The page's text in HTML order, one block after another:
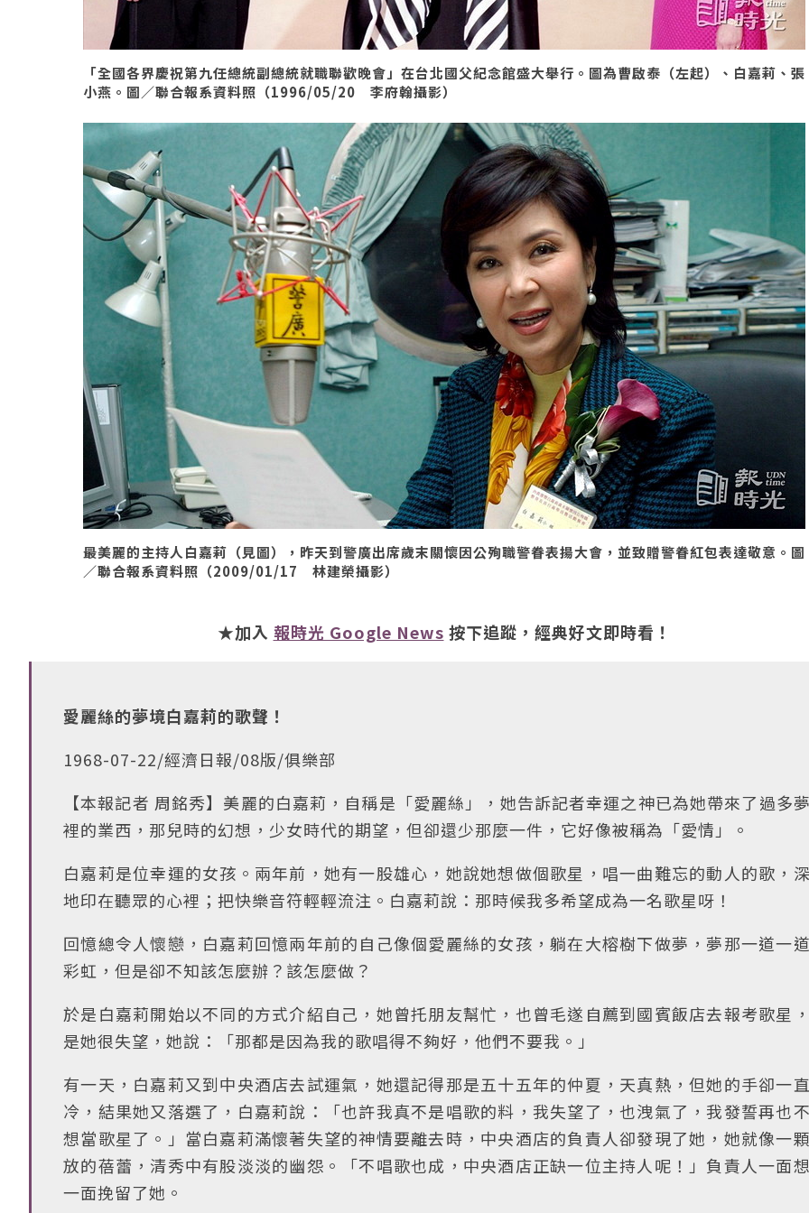
「全國各界慶祝第九任總統副總統就職聯歡晚會」在台北國父紀念館盛大舉行。圖為曹啟泰（左起）、白嘉莉、張
小燕。圖／聯合報系資料照（1996/05/20 李府翰攝影）
最美麗的主持人白嘉莉（見圖），昨天到警廣出席歲末關懷因公殉職警眷表揚大會，並致贈警眷紅包表達敬意。圖
／聯合報系資料照（2009/01/17 林建榮攝影）
★加入 報時光 Google News 按下追蹤，經典好文即時看！
愛麗絲的夢境白嘉莉的歌聲！
1968-07-22/經濟日報/08版/俱樂部
【本報記者 周銘秀】美麗的白嘉莉，自稱是「愛麗絲」，她告訴記者幸運之神已為她帶來了過多
裡的業西，那兒時的幻想，少女時代的期望，但卻還少那麼一件，它好像被稱為「愛情」。
白嘉莉是位幸運的女孩。兩年前，她有一股雄心，她說她想做個歌星，唱一曲難忘的動人的歌，
地印在聽眾的心裡；把快樂音符輕輕流注。白嘉莉說：那時候我多希望成為一名歌星呀！
回憶總令人懷戀，白嘉莉回憶兩年前的自己像個愛麗絲的女孩，躺在大榕樹下做夢，夢那一道一
彩虹，但是卻不知該怎麼辦？該怎麼做？
於是白嘉莉開始以不同的方式介紹自己，她曾托朋友幫忙，也曾毛遂自薦到國賓飯店去報考歌星
是她很失望，她說：「那都是因為我的歌唱得不夠好，他們不要我。」
有一天，白嘉莉又到中央酒店去試運氣，她還記得那是五十五年的仲夏，天真熱，但她的手卻一
冷，結果她又落選了，白嘉莉說：「也許我真不是唱歌的料，我失望了，也洩氣了，我發誓再也
想當歌星了。」當白嘉莉滿懷著失望的神情要離去時，中央酒店的負責人卻發現了她，她就像一
放的蓓蕾，清秀中有股淡淡的幽怨。「不唱歌也成，中央酒店正缺一位主持人呢！」負責人一面
一面挽留了她。